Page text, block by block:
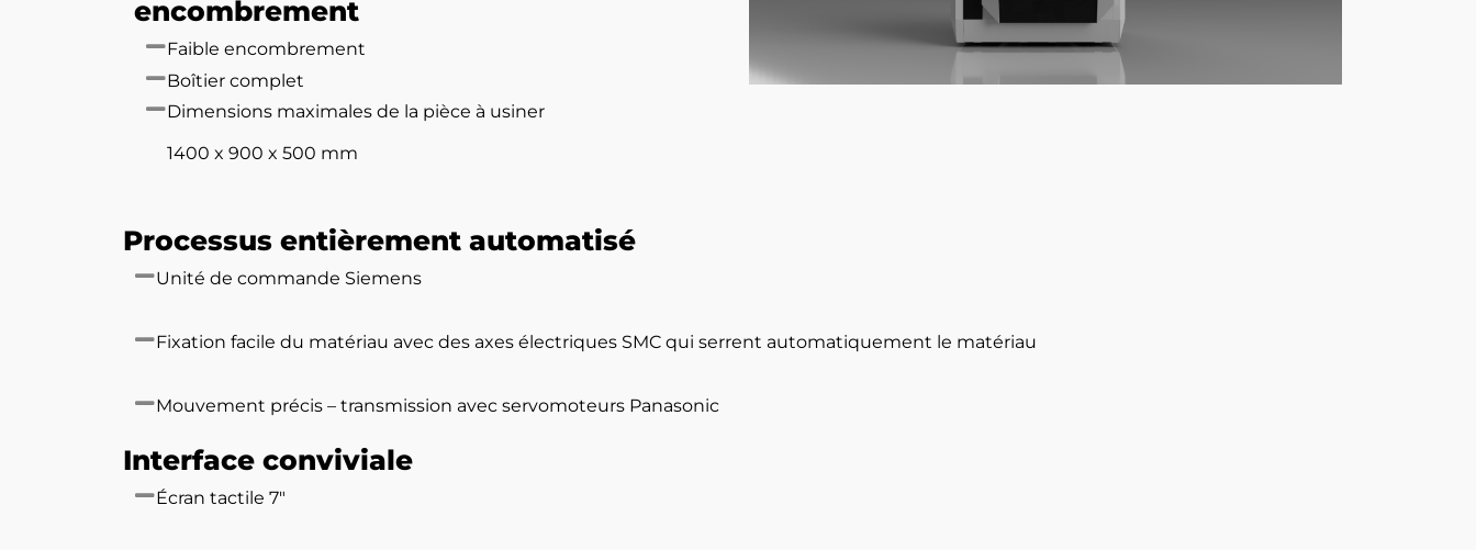
encombrement
Faible encombrement
Boîtier complet
Dimensions maximales de la pièce à usiner
1400 x 900 x 500 mm
Processus entièrement automatisé
Unité de commande Siemens
Fixation facile du matériau avec des axes électriques SMC qui serrent automatiquement le matériau
Mouvement précis – transmission avec servomoteurs Panasonic
Interface conviviale
Écran tactile 7″